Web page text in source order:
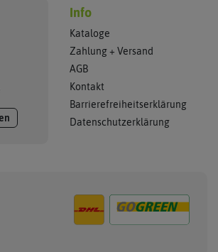
Info
Kataloge
Zahlung + Versand
AGB
Kontakt
Barrierefreiheitserklärung
Datenschutzerklärung